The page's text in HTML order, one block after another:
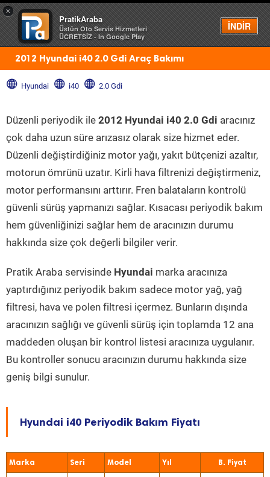
×
PratikAraba
Üstün Oto Servis Hizmetleri
ÜCRETSİZ - In Google Play
İNDİR
Menü
2012 Hyundai i40 2.0 Gdi Araç Bakımı
Hyundai i40 2.0 Gdi
Düzenli periyodik ile 2012 Hyundai i40 2.0 Gdi aracınız
çok daha uzun süre arızasız olarak size hizmet eder.
Düzenli değiştirdiğiniz motor yağı, yakıt bütçenizi azaltır,
motorun ömrünü uzatır. Kirli hava filtrenizi değiştirmeniz,
motor performansını arttırır. Fren balataların kontrolü
güvenli sürüş yapmanızı sağlar. Kısacası periyodik bakım
hem güvenliğinizi sağlar hem de aracınızın durumu
hakkında size çok değerli bilgiler verir.
Pratik Araba servisinde Hyundai marka aracınıza
yaptırdığınız periyodik bakım sadece motor yağ, yağ
filtresi, hava ve polen filtresi içermez. Bunların dışında
aracınızın sağlığı ve güvenli sürüş için toplamda 12 ana
maddeden oluşan bir kontrol listesi aracınıza uygulanır.
Bu kontroller sonucu aracınızın durumu hakkında size
geniş bilgi sunulur.
Hyundai i40 Periyodik Bakım Fiyatı
Marka Seri Model Yıl